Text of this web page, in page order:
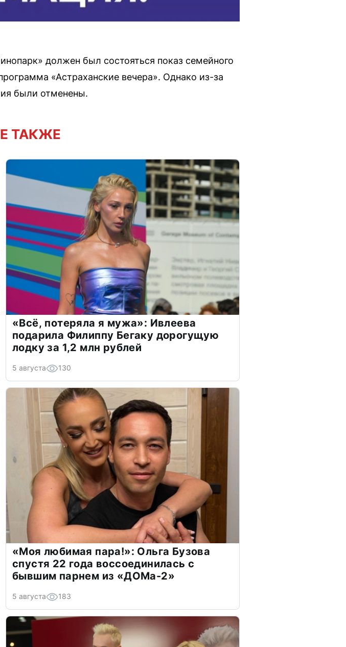
должен был состояться показ семейного
«Астраханские вечера». Однако из-за
были отменены.
ТАКЖЕ
«Всё, потеряла я мужа»: Ивлеева
подарила Филиппу Бегаку дорогущую
лодку за 1,2 млн рублей
5 августа 130
«Моя любимая пара!»: Ольга Бузова
спустя 22 года воссоединилась с
бывшим парнем из «ДОМа-2»
5 августа 183